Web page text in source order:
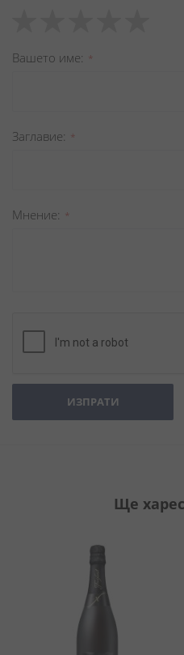
star
stars
stars
stars
stars
Вашето име
Заглавиe
Мнение
ИЗПРАТИ
Ще